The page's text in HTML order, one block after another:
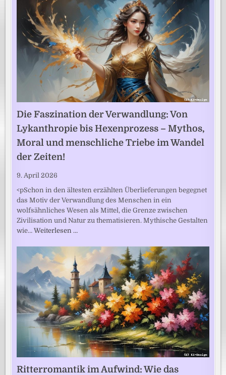
Die Faszination der Verwandlung: Von
Lykanthropie bis Hexenprozess – Mythos,
Moral und menschliche Triebe im Wandel
der Zeiten!
9. April 2026
<pSchon in den ältesten erzählten Überlieferungen begegnet
das Motiv der Verwandlung des Menschen in ein
wolfsähnliches Wesen als Mittel, die Grenze zwischen
Zivilisation und Natur zu thematisieren. Mythische Gestalten
wie…Weiterlesen …
Ritterromantik im Aufwind: Wie das